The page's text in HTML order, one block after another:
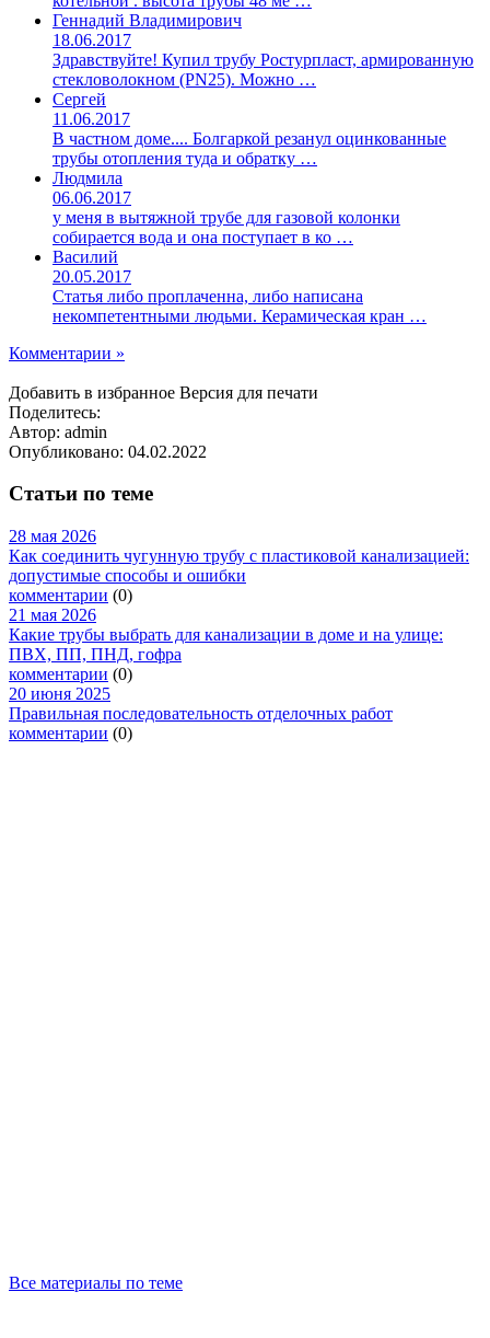
Геннадий Владимирович
18.06.2017
Здравствуйте! Купил трубу Ростурпласт, армированную
стекловолокном (PN25). Можно …
Сергей
11.06.2017
В частном доме.... Болгаркой резанул оцинкованные
трубы отопления туда и обратку …
Людмила
06.06.2017
у меня в вытяжной трубе для газовой колонки
собирается вода и она поступает в ко …
Василий
20.05.2017
Статья либо проплаченна, либо написана
некомпетентными людьми. Керамическая кран …
Комментарии »
Добавить в избранное Версия для печати
Поделитесь:
Автор: admin
Опубликовано: 04.02.2022
Статьи по теме
28 мая 2026
Как соединить чугунную трубу с пластиковой канализацией:
допустимые способы и ошибки
комментарии (0)
21 мая 2026
Какие трубы выбрать для канализации в доме и на улице:
ПВХ, ПП, ПНД, гофра
комментарии (0)
20 июня 2025
Правильная последовательность отделочных работ
комментарии (0)
Все материалы по теме